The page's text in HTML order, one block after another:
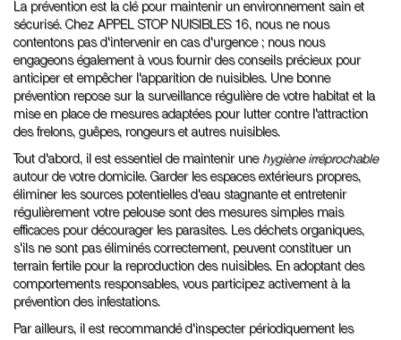
La prévention est la clé pour maintenir un environnement sain et
sécurisé. Chez APPEL STOP NUISIBLES 16, nous ne nous
contentons pas d'intervenir en cas d'urgence ; nous nous
engageons également à vous fournir des conseils précieux pour
anticiper et empêcher l'apparition de nuisibles. Une bonne
prévention repose sur la surveillance régulière de votre habitat et la
mise en place de mesures adaptées pour lutter contre l'attraction
des frelons, guêpes, rongeurs et autres nuisibles.
Tout d'abord, il est essentiel de maintenir une hygiène irréprochable
autour de votre domicile. Garder les espaces extérieurs propres,
éliminer les sources potentielles d'eau stagnante et entretenir
régulièrement votre pelouse sont des mesures simples mais
efficaces pour décourager les parasites. Les déchets organiques,
s'ils ne sont pas éliminés correctement, peuvent constituer un
terrain fertile pour la reproduction des nuisibles. En adoptant des
comportements responsables, vous participez activement à la
prévention des infestations.
Par ailleurs, il est recommandé d'inspecter périodiquement les